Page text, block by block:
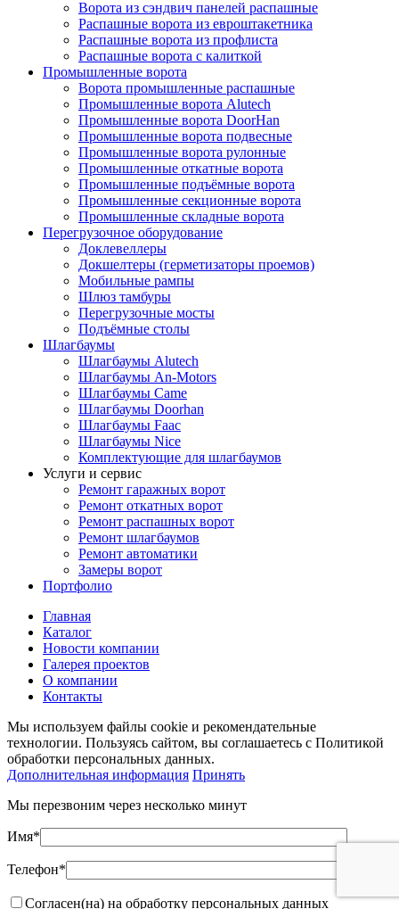
Ворота из сэндвич панелей распашные
Распашные ворота из евроштакетника
Распашные ворота из профлиста
Распашные ворота с калиткой
Промышленные ворота
Ворота промышленные распашные
Промышленные ворота Alutech
Промышленные ворота DoorHan
Промышленные ворота подвесные
Промышленные ворота рулонные
Промышленные откатные ворота
Промышленные подъёмные ворота
Промышленные секционные ворота
Промышленные складные ворота
Перегрузочное оборудование
Доклевеллеры
Докшелтеры (герметизаторы проемов)
Мобильные рампы
Шлюз тамбуры
Перегрузочные мосты
Подъёмные столы
Шлагбаумы
Шлагбаумы Alutech
Шлагбаумы An-Motors
Шлагбаумы Came
Шлагбаумы Doorhan
Шлагбаумы Faac
Шлагбаумы Nice
Комплектующие для шлагбаумов
Услуги и сервис
Ремонт гаражных ворот
Ремонт откатных ворот
Ремонт распашных ворот
Ремонт шлагбаумов
Ремонт автоматики
Замеры ворот
Портфолио
Главная
Каталог
Новости компании
Галерея проектов
О компании
Контакты
Мы используем файлы cookie и рекомендательные
технологии. Пользуясь сайтом, вы соглашаетесь с Политикой
обработки персональных данных.
Дополнительная информация Принять
Мы перезвоним через несколько минут
Имя*
Телефон*
Согласен(на) на обработку персональных данных